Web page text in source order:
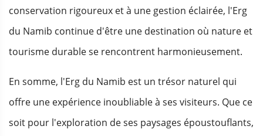
conservation rigoureux et à une gestion éclairée, l'Erg
du Namib continue d'être une destination où nature et
tourisme durable se rencontrent harmonieusement.
En somme, l'Erg du Namib est un trésor naturel qui
offre une expérience inoubliable à ses visiteurs. Que ce
soit pour l'exploration de ses paysages époustouflants,